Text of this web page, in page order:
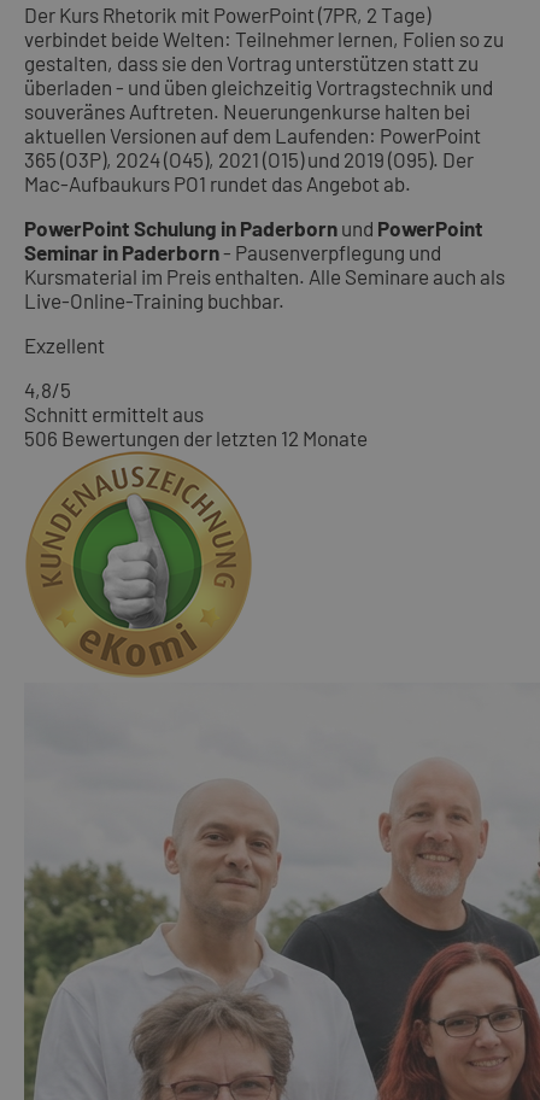
Der Kurs Rhetorik mit PowerPoint (7PR, 2 Tage)
verbindet beide Welten: Teilnehmer lernen, Folien so zu
gestalten, dass sie den Vortrag unterstützen statt zu
überladen - und üben gleichzeitig Vortragstechnik und
souveränes Auftreten. Neuerungenkurse halten bei
aktuellen Versionen auf dem Laufenden: PowerPoint
365 (O3P), 2024 (O45), 2021 (O15) und 2019 (O95). Der
Mac-Aufbaukurs PO1 rundet das Angebot ab.
PowerPoint Schulung in Paderborn und PowerPoint
Seminar in Paderborn- Pausenverpflegung und
Kursmaterial im Preis enthalten. Alle Seminare auch als
Live-Online-Training buchbar.
Exzellent
4,8/5
Schnitt ermittelt aus
506 Bewertungen der letzten 12 Monate